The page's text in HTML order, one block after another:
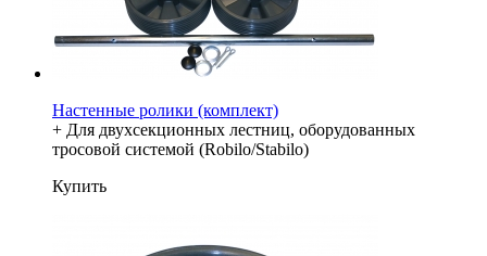
Настенные ролики (комплект)
+ Для двухсекционных лестниц, оборудованных
тросовой системой (Robilo/Stabilo)
Купить